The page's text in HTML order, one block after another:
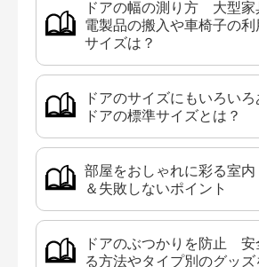
ドアの幅の測り方 大型家
電製品の搬入や車椅子の
サイズは？
ドアのサイズにもいろい
ドアの標準サイズとは？
部屋をおしゃれに彩る室
＆失敗しないポイント
ドアのぶつかりを防止 安
る方法やタイプ別のグッズ